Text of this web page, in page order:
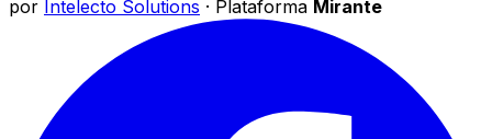
por Intelecto Solutions · Plataforma Mirante